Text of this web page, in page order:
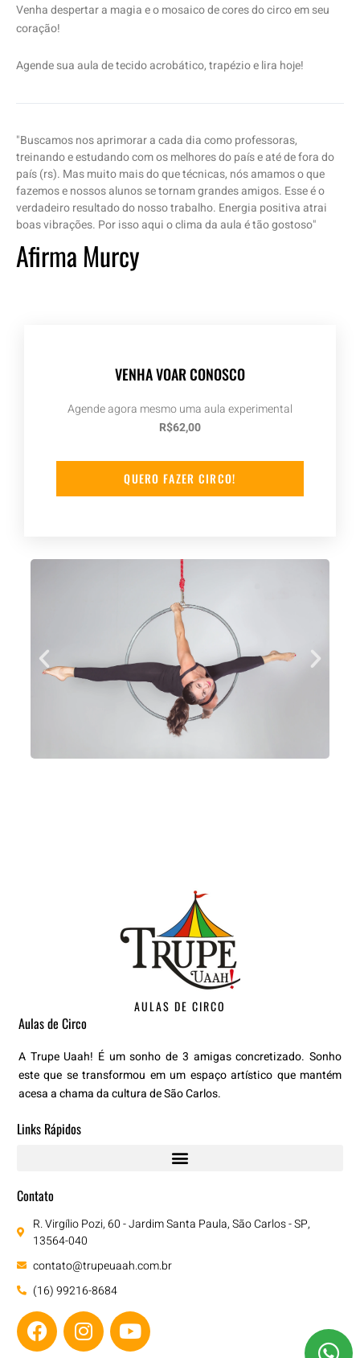
Venha despertar a magia e o mosaico de cores do circo em seu
coração!
Agende sua aula de tecido acrobático, trapézio e lira hoje!
"Buscamos nos aprimorar a cada dia como professoras,
treinando e estudando com os melhores do país e até de fora do
país (rs). Mas muito mais do que técnicas, nós amamos o que
fazemos e nossos alunos se tornam grandes amigos. Esse é o
verdadeiro resultado do nosso trabalho. Energia positiva atrai
boas vibrações. Por isso aqui o clima da aula é tão gostoso"
Afirma Murcy
VENHA VOAR CONOSCO
Agende agora mesmo uma aula experimental
R$62,00
QUERO FAZER CIRCO!
AULAS DE CIRCO
Aulas de Circo
A Trupe Uaah! É um sonho de 3 amigas concretizado. Sonho
este que se transformou em um espaço artístico que mantém
acesa a chama da cultura de São Carlos.
Links Rápidos
Contato
R. Virgílio Pozi, 60 - Jardim Santa Paula, São Carlos - SP,
13564-040
contato@trupeuaah.com.br
(16) 99216-8684